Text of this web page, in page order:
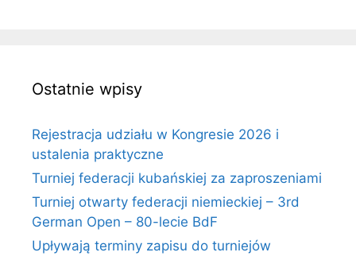
Ostatnie wpisy
Rejestracja udziału w Kongresie 2026 i
ustalenia praktyczne
Turniej federacji kubańskiej za zaproszeniami
Turniej otwarty federacji niemieckiej – 3rd
German Open – 80-lecie BdF
Upływają terminy zapisu do turniejów